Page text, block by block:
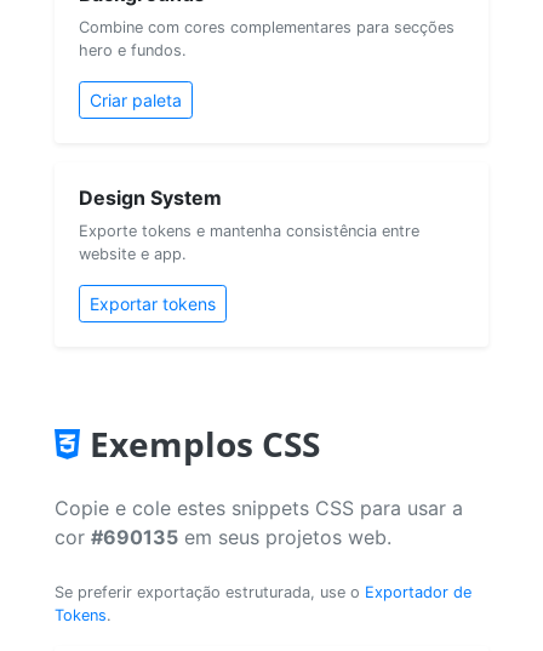
Combine com cores complementares para secções
hero e fundos.
Criar paleta
Design System
Exporte tokens e mantenha consistência entre
website e app.
Exportar tokens
Exemplos CSS
Copie e cole estes snippets CSS para usar a
cor #690135 em seus projetos web.
Se preferir exportação estruturada, use o Exportador de
Tokens.